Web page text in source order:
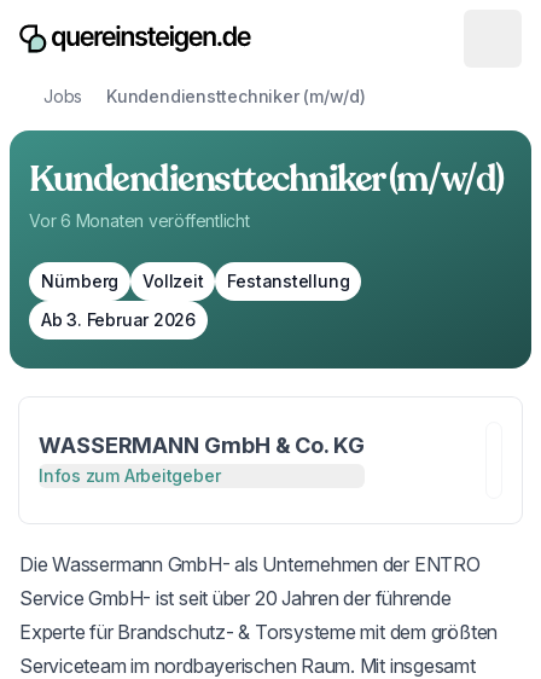
Jobs Kundendiensttechniker (m/w/d)
Kundendiensttechniker (m/w/d)
Vor 6 Monaten veröffentlicht
Nürnberg Vollzeit
Festanstellung
Ab 3. Februar 2026
WASSERMANN GmbH & Co. KG
Infos zum Arbeitgeber
Die Wassermann GmbH- als Unternehmen der ENTRO
Service GmbH- ist seit über 20 Jahren der führende
Experte für Brandschutz- & Torsysteme mit dem größten
Serviceteam im nordbayerischen Raum. Mit insgesamt